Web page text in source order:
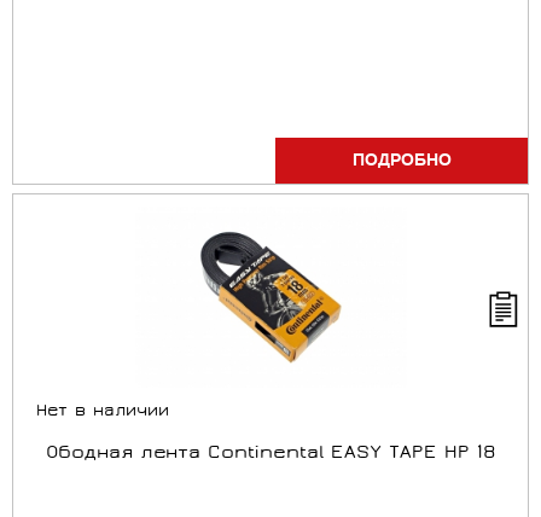
ПОДРОБНО
Нет в наличии
Ободная лента Continental EASY TAPE HP 18